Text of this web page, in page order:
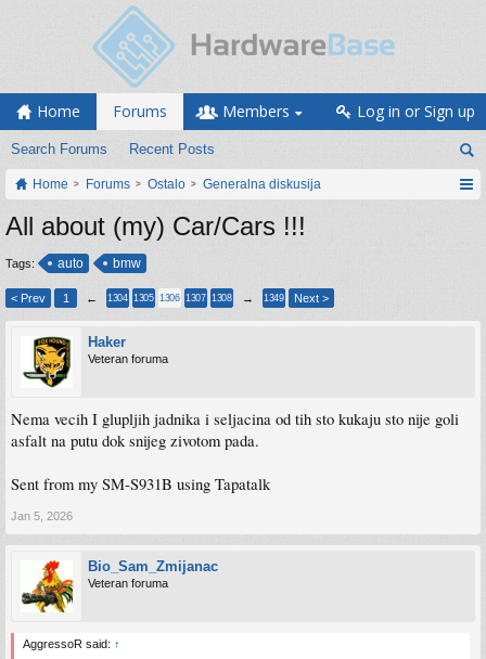
Home Forums
Search Forums Recent Posts
Members Log in or Sign up
Home Forums Ostalo Generalna diskusija
All about (my) Car/Cars !!!
Tags: auto bmw
< Prev 1 ← 1304 1305 1306 1307 1308 → 1349 Next >
Haker
Veteran foruma
Nema vecih I glupljih jadnika i seljacina od tih sto kukaju sto nije goli
asfalt na putu dok snijeg zivotom pada.
Sent from my SM-S931B using Tapatalk
Jan 5, 2026
Bio_Sam_Zmijanac
Veteran foruma
AggressoR said: ↑